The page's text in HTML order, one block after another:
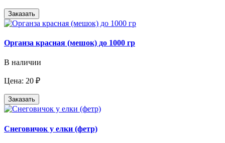
Заказать
Органза красная (мешок) до 1000 гр
В наличии
Цена: 20 ₽
Заказать
Снеговичок у елки (фетр)